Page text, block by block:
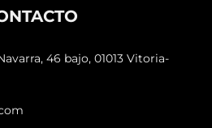
46 bajo, 01013 Vitoria-